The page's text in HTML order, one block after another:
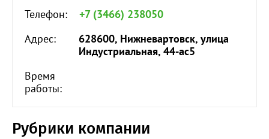
Телефон:
+7 (3466) 238050
Адрес:
628600, Нижневартовск, улица
Индустриальная, 44-ас5
Время
работы:
Рубрики компании